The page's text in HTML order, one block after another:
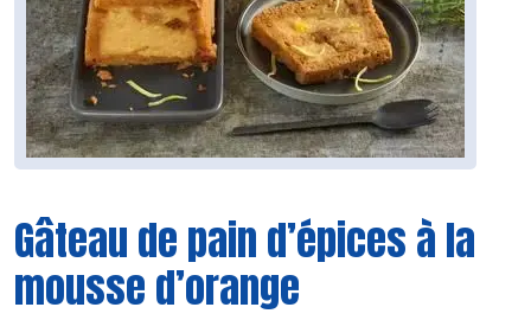
Gâteau de pain d’épices à la
mousse d’orange